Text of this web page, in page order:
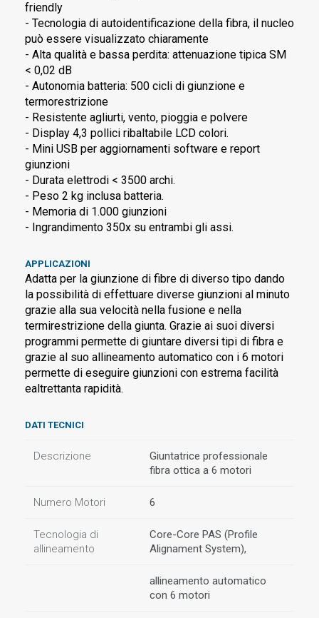
friendly
- Tecnologia di autoidentificazione della fibra, il nucleo
può essere visualizzato chiaramente
- Alta qualità e bassa perdita: attenuazione tipica SM
< 0,02 dB
- Autonomia batteria: 500 cicli di giunzione e
termorestrizione
- Resistente agliurti, vento, pioggia e polvere
- Display 4,3 pollici ribaltabile LCD colori.
- Mini USB per aggiornamenti software e report
giunzioni
- Durata elettrodi < 3500 archi.
- Peso 2 kg inclusa batteria.
- Memoria di 1.000 giunzioni
- Ingrandimento 350x su entrambi gli assi.
APPLICAZIONI
Adatta per la giunzione di fibre di diverso tipo dando
la possibilità di effettuare diverse giunzioni al minuto
grazie alla sua velocità nella fusione e nella
termirestrizione della giunta. Grazie ai suoi diversi
programmi permette di giuntare diversi tipi di fibra e
grazie al suo allineamento automatico con i 6 motori
permette di eseguire giunzioni con estrema facilità
ealtrettanta rapidità.
DATI TECNICI
Descrizione
Giuntatrice professionale
fibra ottica a 6 motori
Numero Motori 6
Tecnologia di
allineamento
Core-Core PAS (Profile
Alignament System),
allineamento automatico
con 6 motori